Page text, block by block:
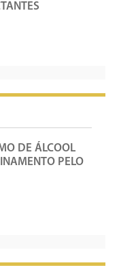
DE ÁLCOOL
PELO